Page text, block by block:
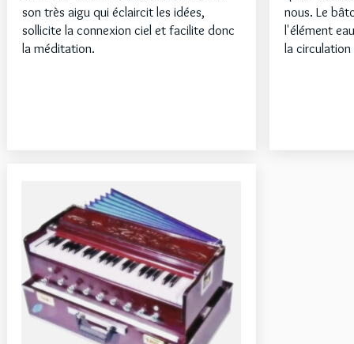
son très aigu qui éclaircit les idées,
sollicite la connexion ciel et facilite donc
la méditation.
nous. Le
l'élément
la